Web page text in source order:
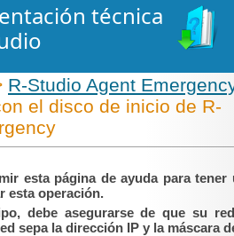
técnica
R-Studio Agent
el disco de inicio de R-
esta página de ayuda para tener
esta operación.
debe asegurarse de que su
sepa la dirección IP y la máscara